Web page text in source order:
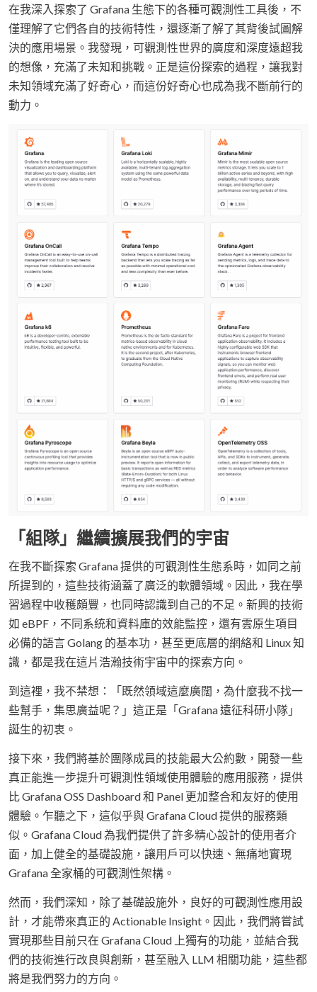
在我深入探索了 Grafana 生態下的各種可觀測性工具後，不
僅理解了它們各自的技術特性，還逐漸了解了其背後試圖解
決的應用場景。我發現，可觀測性世界的廣度和深度遠超我
的想像，充滿了未知和挑戰。正是這份探索的過程，讓我對
未知領域充滿了好奇心，而這份好奇心也成為我不斷前行的
動力。
「組隊」繼續擴展我們的宇宙
在我不斷探索 Grafana 提供的可觀測性生態系時，如同之前
所提到的，這些技術涵蓋了廣泛的軟體領域。因此，我在學
習過程中收穫頗豐，也同時認識到自己的不足。新興的技術
如 eBPF，不同系統和資料庫的效能監控，還有雲原生項目
必備的語言 Golang 的基本功，甚至更底層的網絡和 Linux 知
識，都是我在這片浩瀚技術宇宙中的探索方向。
到這裡，我不禁想：「既然領域這麼廣闊，為什麼我不找一
些幫手，集思廣益呢？」這正是「Grafana 遠征科研小隊」
誕生的初衷。
接下來，我們將基於團隊成員的技能最大公約數，開發一些
真正能進一步提升可觀測性領域使用體驗的應用服務，提供
比 Grafana OSS Dashboard 和 Panel 更加整合和友好的使用
體驗。乍聽之下，這似乎與 Grafana Cloud 提供的服務類
似。Grafana Cloud 為我們提供了許多精心設計的使用者介
面，加上健全的基礎設施，讓用戶可以快速、無痛地實現
Grafana 全家桶的可觀測性架構。
然而，我們深知，除了基礎設施外，良好的可觀測性應用設
計，才能帶來真正的 Actionable Insight。因此，我們將嘗試
實現那些目前只在 Grafana Cloud 上獨有的功能，並結合我
們的技術進行改良與創新，甚至融入 LLM 相關功能，這些都
將是我們努力的方向。